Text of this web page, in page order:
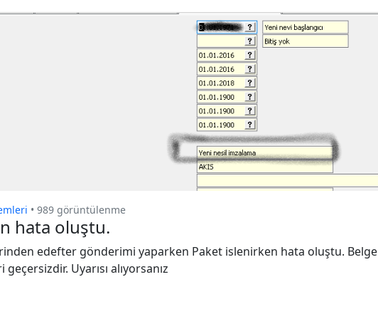
• 989 görüntülenme
hata oluştu.
edefter gönderimi yaparken Paket islenirken hata oluştu. Belge
Uyarısı alıyorsanız